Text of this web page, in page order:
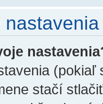
stačí